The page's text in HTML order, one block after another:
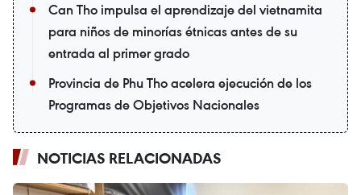
Can Tho impulsa el aprendizaje del vietnamita
para niños de minorías étnicas antes de su
entrada al primer grado
Provincia de Phu Tho acelera ejecución de los
Programas de Objetivos Nacionales
NOTICIAS RELACIONADAS